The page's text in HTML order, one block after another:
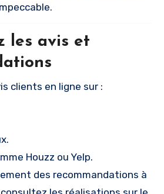
les avis et
clients en ligne sur :
Houzz ou Yelp.
des recommandations à